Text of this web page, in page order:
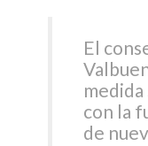
El
con la
de